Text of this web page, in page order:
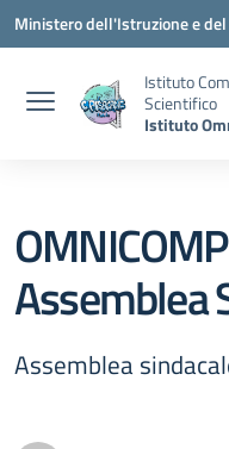
Vai ai contenuti
Vai al menu di navigazione
Vai al footer
Ministero dell'Istruzione e
Istituto
Scientifico
Istituto
Assemblea
Assemblea